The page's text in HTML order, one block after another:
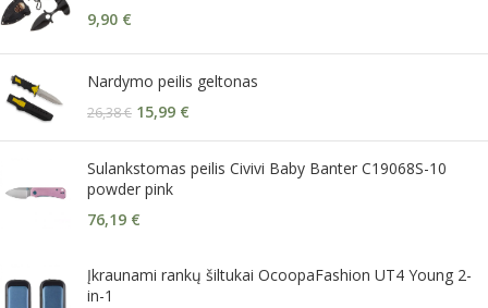
9,90 €
Nardymo peilis geltonas
26,38€ 15,99 €
Sulankstomas peilis Civivi Baby Banter C19068S-10
powder pink
76,19 €
Įkraunami rankų šiltukai OcoopaFashion UT4 Young 2-
in-1